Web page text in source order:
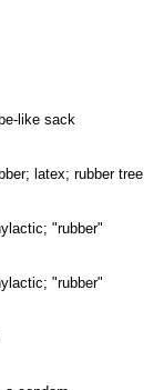
like sack
latex; rubber tree
"rubber"
"rubber"